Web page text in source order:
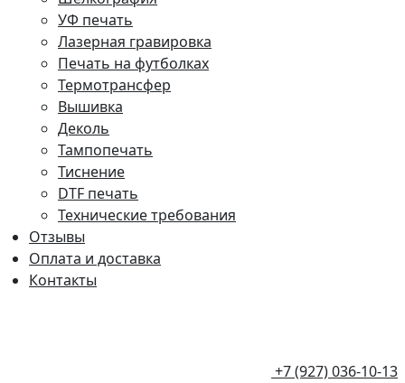
УФ печать
Лазерная гравировка
Печать на футболках
Термотрансфер
Вышивка
Деколь
Тампопечать
Тиснение
DTF печать
Технические требования
Отзывы
Оплата и доставка
Контакты
+7 (927) 036-10-13